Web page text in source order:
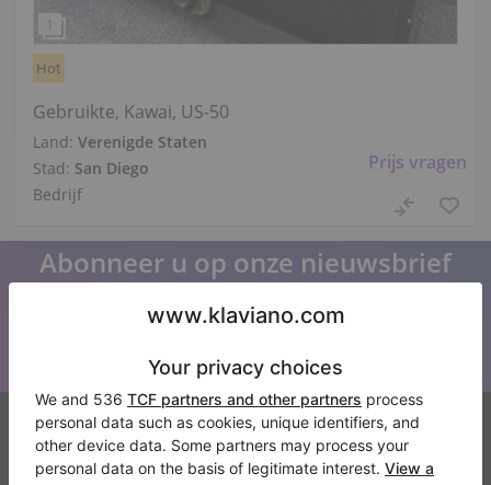
Prijs vragen
Hot
Gebruikte, Kawai, US-50
Land: Verenigde Staten
Stad: San Diego
Bedrijf
Abonneer u op onze nieuwsbrief
Klaviano